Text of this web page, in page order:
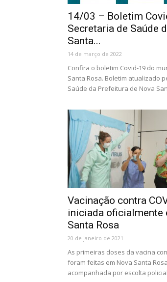
14/03 – Boletim
Secretaria de Saúde
Santa...
14 de março de 2022
Confira o boletim Covid-19 do
Santa Rosa. Boletim atualizado
Saúde da Prefeitura de Nova
Vacinação contra
iniciada oficialmente
Santa Rosa
20 de janeiro de 2021
As primeiras doses da vacina
foram feitas em Nova Santa
acompanhada por escolta